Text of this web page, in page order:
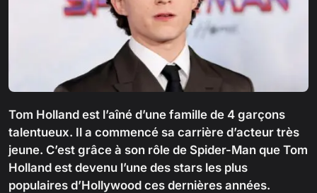
Tom Holland est l’aîné d’une famille de 4 garçons
talentueux. Il a commencé sa carrière d’acteur très
jeune. C’est grâce à son rôle de Spider-Man que Tom
Holland est devenu l’une des stars les plus
populaires d’Hollywood ces dernières années.